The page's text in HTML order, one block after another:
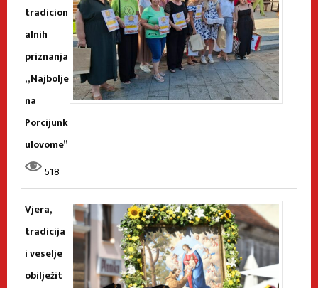
tradicion
alnih
priznanja
„Najbolje
na
Porcijunk
ulovome”
518
Vjera,
tradicija
i veselje
obilježit